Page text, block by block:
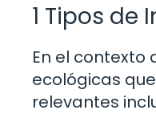
1 Tipos de
En el contexto
ecológicas
relevantes